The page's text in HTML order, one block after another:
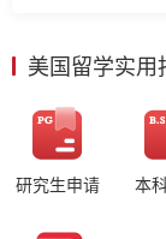
美国留学实用
研究生申请 本